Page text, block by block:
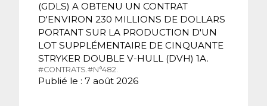
(GDLS) A OBTENU UN CONTRAT
D'ENVIRON 230 MILLIONS DE DOLLARS
PORTANT SUR LA PRODUCTION D'UN
LOT SUPPLÉMENTAIRE DE CINQUANTE
STRYKER DOUBLE V-HULL (DVH) 1A.
#CONTRATS.#N°482.
Publié le : 7 août 2026